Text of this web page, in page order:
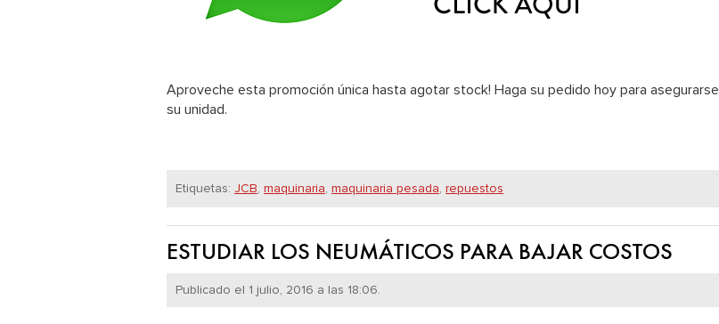
Aproveche esta promoción única hasta agotar stock! Haga su pedido hoy para asegurarse
su unidad.
Etiquetas: JCB, maquinaria, maquinaria pesada, repuestos
ESTUDIAR LOS NEUMÁTICOS PARA BAJAR COSTOS
Publicado el 1 julio, 2016 a las 18:06.